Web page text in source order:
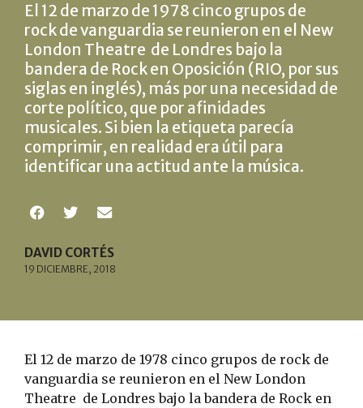
El 12 de marzo de 1978 cinco grupos de
rock de vanguardia se reunieron en el New
London Theatre de Londres bajo la
bandera de Rock en Oposición (RIO, por sus
siglas en inglés), más por una necesidad de
corte político, que por afinidades
musicales. Si bien la etiqueta parecía
comprimir, en realidad era útil para
identificar una actitud ante la música.
DAVID CORTÉS
19 DICIEMBRE, 2018
El 12 de marzo de 1978 cinco grupos de rock de
vanguardia se reunieron en el New London
Theatre de Londres bajo la bandera de Rock en